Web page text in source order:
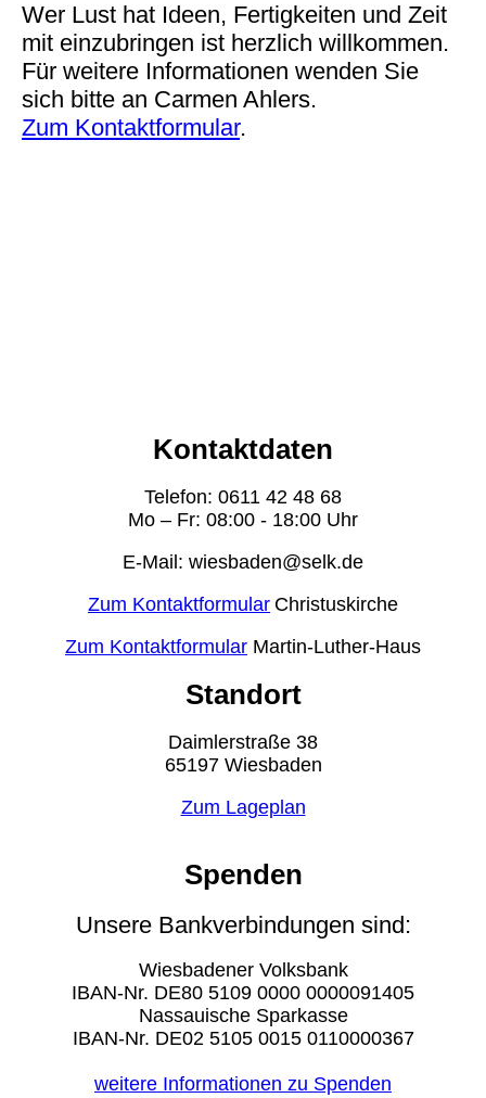
Wer Lust hat Ideen, Fertigkeiten und Zeit
mit einzubringen ist herzlich willkommen.
Für weitere Informationen wenden Sie
sich bitte an Carmen Ahlers.
Zum Kontaktformular.
Kontaktdaten
Telefon: 0611 42 48 68
Mo – Fr: 08:00 - 18:00 Uhr
E-Mail: wiesbaden@selk.de
Zum Kontaktformular Christuskirche
Zum Kontaktformular Martin-Luther-Haus
Standort
Daimlerstraße 38
65197 Wiesbaden
Zum Lageplan
Spenden
Unsere Bankverbindungen sind:
Wiesbadener Volksbank
IBAN-Nr. DE80 5109 0000 0000091405
Nassauische Sparkasse
IBAN-Nr. DE02 5105 0015 0110000367
weitere Informationen zu Spenden